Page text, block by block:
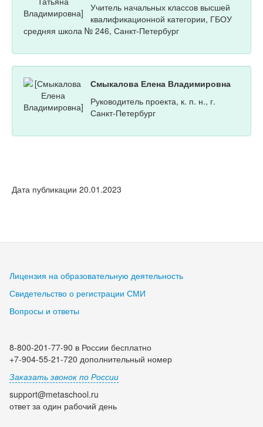
Учитель начальных классов высшей
квалификационной категории, ГБОУ
средняя школа № 246, Санкт-Петербург
Смыкалова Елена Владимировна
Руководитель проекта, к. п. н., г.
Санкт-Петербург
Дата публикации 20.01.2023
Лицензия на образовательную деятельность
Свидетельство о регистрации СМИ
Вопросы и ответы
8-800-201-77-90 в России бесплатно
+7-904-55-21-720 дополнительный номер
Заказать звонок по России
support@metaschool.ru
ответ за один рабочий день